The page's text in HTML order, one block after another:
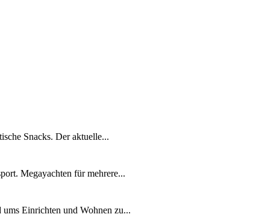
Snacks. Der aktuelle...
Megayachten für mehrere...
Einrichten und Wohnen zu...